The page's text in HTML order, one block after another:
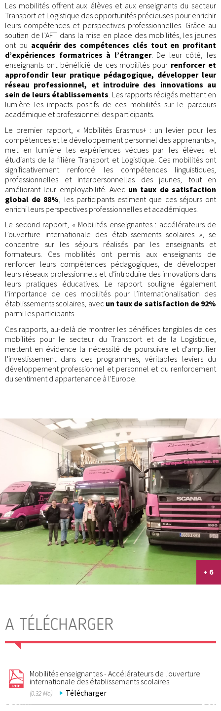
Les mobilités offrent aux élèves et aux enseignants du secteur
Transport et Logistique des opportunités précieuses pour enrichir
leurs compétences et perspectives professionnelles. Grâce au
soutien de l’AFT dans la mise en place des mobilités, les jeunes
ont pu acquérir des compétences clés tout en profitant
d’expériences formatrices à l’étranger. De leur côté, les
enseignants ont bénéficié de ces mobilités pour renforcer et
approfondir leur pratique pédagogique, développer leur
réseau professionnel, et introduire des innovations au
sein de leurs établissements. Les rapports rédigés mettent en
lumière les impacts positifs de ces mobilités sur le parcours
académique et professionnel des participants.
Le premier rapport, « Mobilités Erasmus+ : un levier pour les
compétences et le développement personnel des apprenants »,
met en lumière les expériences vécues par les élèves et
étudiants de la filière Transport et Logistique. Ces mobilités ont
significativement renforcé les compétences linguistiques,
professionnelles et interpersonnelles des jeunes, tout en
améliorant leur employabilité. Avec un taux de satisfaction
global de 88% , les participants estiment que ces séjours ont
enrichi leurs perspectives professionnelles et académiques.
Le second rapport, « Mobilités enseignantes : accélérateurs de
l’ouverture internationale des établissements scolaires », se
concentre sur les séjours réalisés par les enseignants et
formateurs. Ces mobilités ont permis aux enseignants de
renforcer leurs compétences pédagogiques, de développer
leurs réseaux professionnels et d’introduire des innovations dans
leurs pratiques éducatives. Le rapport souligne également
l’importance de ces mobilités pour l’internationalisation des
établissements scolaires, avec un taux de satisfaction de 92%
parmi les participants.
Ces rapports, au-delà de montrer les bénéfices tangibles de ces
mobilités pour le secteur du Transport et de la Logistique,
mettent en évidence la nécessité de poursuivre et d'amplifier
l'investissement dans ces programmes, véritables leviers du
développement professionnel et personnel et du renforcement
du sentiment d'appartenance à l'Europe.
+ 6
A TÉLÉCHARGER
Mobilités enseignantes - Accélérateurs de l'ouverture
internationale des établissements scolaires
(0.32 Mo) Télécharger